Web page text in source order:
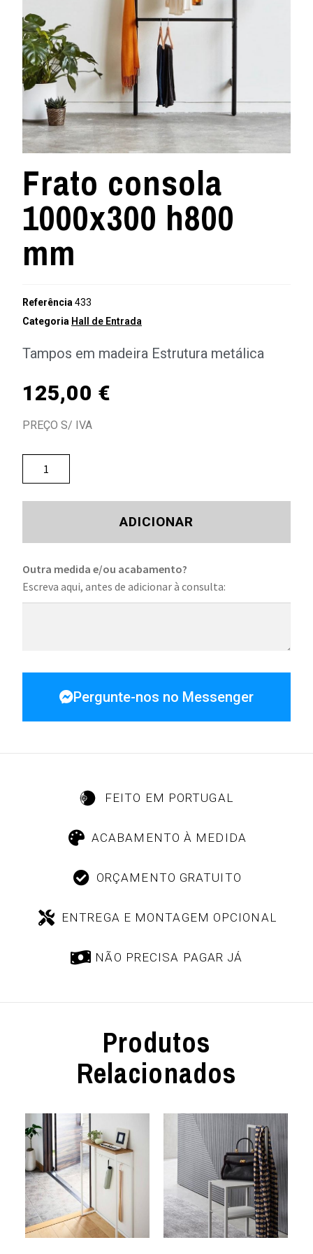
Frato consola
1000x300 h800
mm
Referência 433
Categoria Hall de Entrada
Tampos em madeira Estrutura metálica
125,00 €
PREÇO S/ IVA
ADICIONAR
Outra medida e/ou acabamento?
Escreva aqui, antes de adicionar à consulta:
Pergunte-nos no Messenger
FEITO EM PORTUGAL
ACABAMENTO À MEDIDA
ORÇAMENTO GRATUITO
ENTREGA E MONTAGEM OPCIONAL
NÃO PRECISA PAGAR JÁ
Produtos
Relacionados